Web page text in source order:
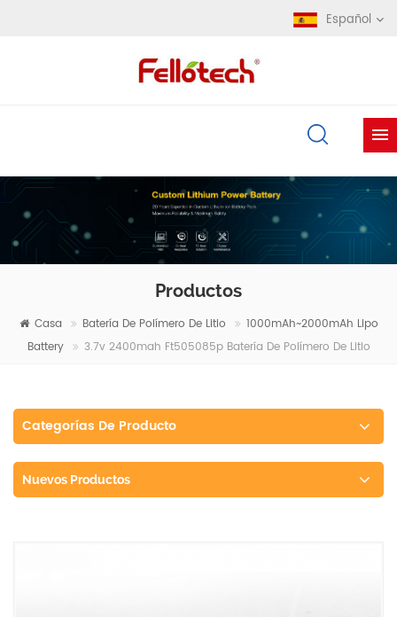
Español
Productos
Casa Batería De Polímero De Litio
1000mAh~2000mAh Lipo
Battery
3.7v 2400mah Ft505085p Batería De Polímero De Litio
Categorías De Producto
Nuevos Productos